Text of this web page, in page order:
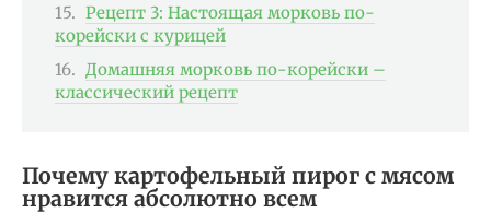
Рецепт 3: Настоящая морковь по-
корейски с курицей
Домашняя морковь по-корейски –
классический рецепт
Почему картофельный пирог с мясом
нравится абсолютно всем